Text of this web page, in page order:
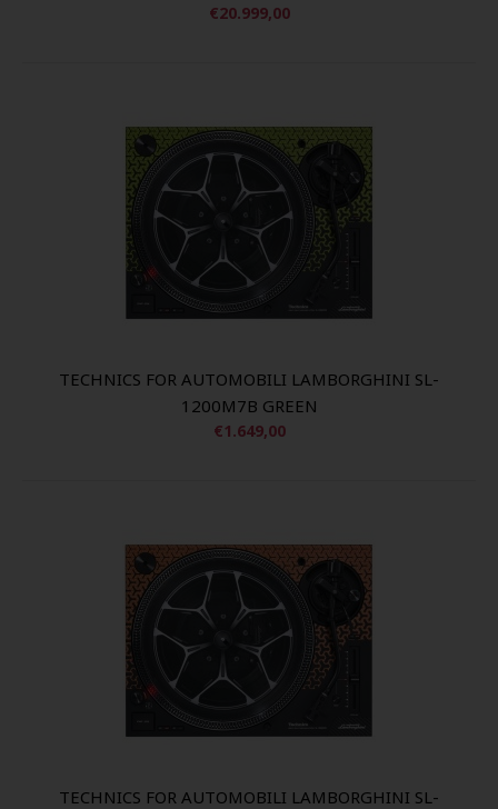
€20.999,00
TECHNICS FOR AUTOMOBILI LAMBORGHINI SL-
1200M7B GREEN
€1.649,00
TECHNICS FOR AUTOMOBILI LAMBORGHINI SL-